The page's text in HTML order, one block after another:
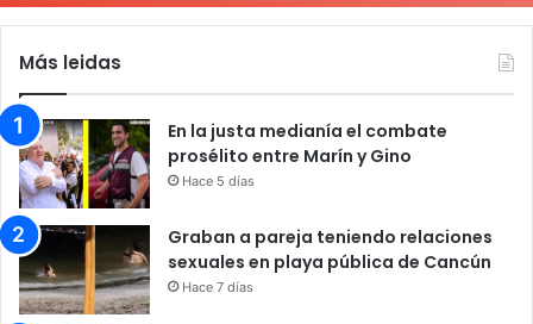
Más leidas
En la justa medianía el combate
prosélito entre Marín y Gino
Hace 5 días
Graban a pareja teniendo relaciones
sexuales en playa pública de Cancún
Hace 7 días